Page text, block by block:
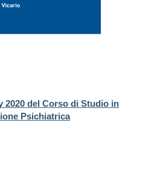
2020 del Corso di Studio in
Psichiatrica